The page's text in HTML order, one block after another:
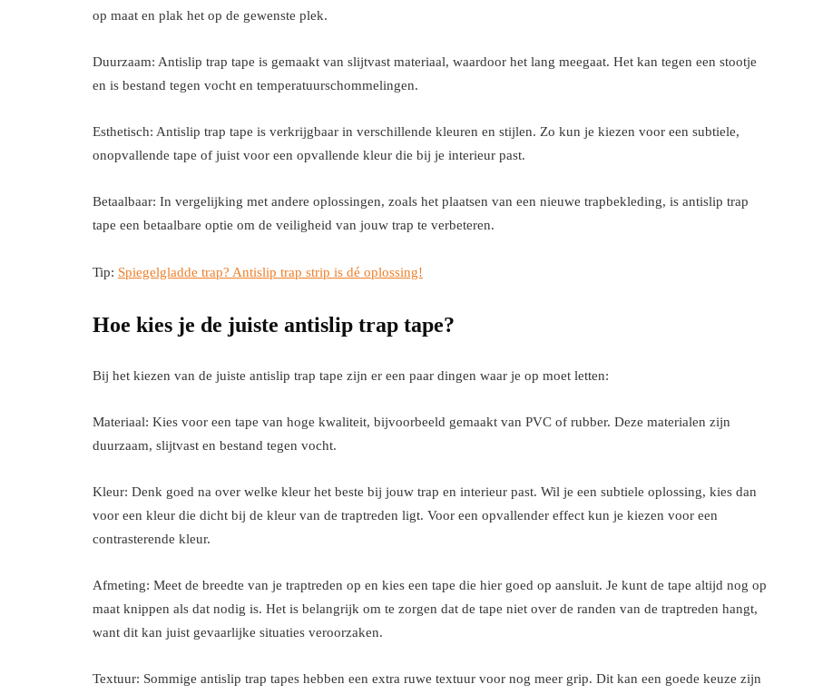
op maat en plak het op de gewenste plek.
Duurzaam: Antislip trap tape is gemaakt van slijtvast materiaal, waardoor het lang meegaat. Het kan tegen een stootje
en is bestand tegen vocht en temperatuurschommelingen.
Esthetisch: Antislip trap tape is verkrijgbaar in verschillende kleuren en stijlen. Zo kun je kiezen voor een subtiele,
onopvallende tape of juist voor een opvallende kleur die bij je interieur past.
Betaalbaar: In vergelijking met andere oplossingen, zoals het plaatsen van een nieuwe trapbekleding, is antislip trap
tape een betaalbare optie om de veiligheid van jouw trap te verbeteren.
Tip: Spiegelgladde trap? Antislip trap strip is dé oplossing!
Hoe kies je de juiste antislip trap tape?
Bij het kiezen van de juiste antislip trap tape zijn er een paar dingen waar je op moet letten:
Materiaal: Kies voor een tape van hoge kwaliteit, bijvoorbeeld gemaakt van PVC of rubber. Deze materialen zijn
duurzaam, slijtvast en bestand tegen vocht.
Kleur: Denk goed na over welke kleur het beste bij jouw trap en interieur past. Wil je een subtiele oplossing, kies dan
voor een kleur die dicht bij de kleur van de traptreden ligt. Voor een opvallender effect kun je kiezen voor een
contrasterende kleur.
Afmeting: Meet de breedte van je traptreden op en kies een tape die hier goed op aansluit. Je kunt de tape altijd nog op
maat knippen als dat nodig is. Het is belangrijk om te zorgen dat de tape niet over de randen van de traptreden hangt,
want dit kan juist gevaarlijke situaties veroorzaken.
Textuur: Sommige antislip trap tapes hebben een extra ruwe textuur voor nog meer grip. Dit kan een goede keuze zijn